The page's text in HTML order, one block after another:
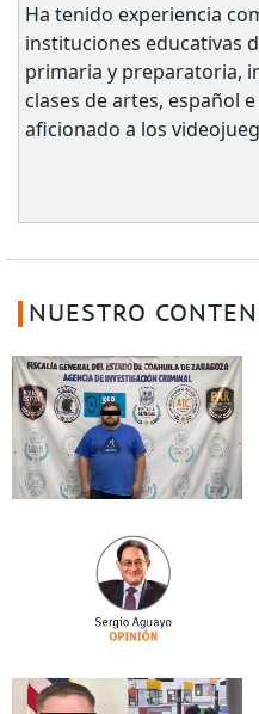
Ha tenido experiencia
instituciones educativas
primaria y preparatoria,
clases de artes, español
aficionado a los
NUESTRO